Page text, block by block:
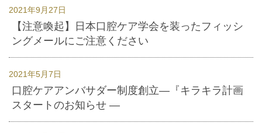
2021年9月27日
【注意喚起】日本口腔ケア学会を装ったフィッシ
ングメールにご注意ください
2021年5月7日
口腔ケアアンバサダー制度創立―『キラキラ計画
スタートのお知らせ ―